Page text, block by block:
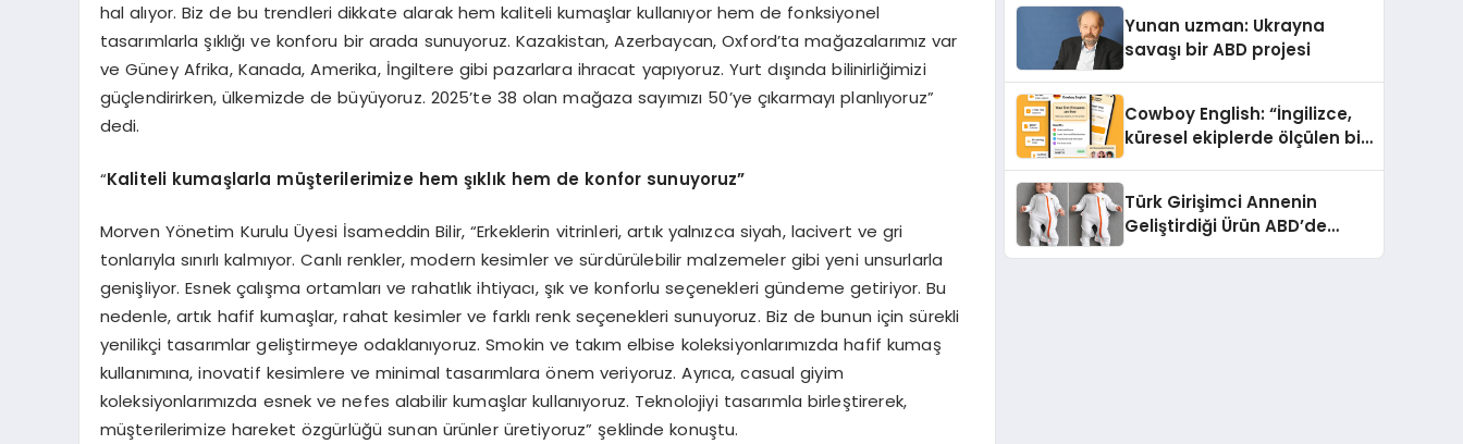
hal alıyor. Biz de bu trendleri dikkate alarak hem kaliteli kumaşlar kullanıyor hem de fonksiyonel
tasarımlarla şıklığı ve konforu bir arada sunuyoruz. Kazakistan, Azerbaycan, Oxford’ta mağazalarımız var
ve Güney Afrika, Kanada, Amerika, İngiltere gibi pazarlara ihracat yapıyoruz. Yurt dışında bilinirliğimizi
güçlendirirken, ülkemizde de büyüyoruz. 2025’te 38 olan mağaza sayımızı 50’ye çıkarmayı planlıyoruz”
dedi.
“Kaliteli kumaşlarla müşterilerimize hem şıklık hem de konfor sunuyoruz”
Morven Yönetim Kurulu Üyesi İsameddin Bilir, “Erkeklerin vitrinleri, artık yalnızca siyah, lacivert ve gri
tonlarıyla sınırlı kalmıyor. Canlı renkler, modern kesimler ve sürdürülebilir malzemeler gibi yeni unsurlarla
genişliyor. Esnek çalışma ortamları ve rahatlık ihtiyacı, şık ve konforlu seçenekleri gündeme getiriyor. Bu
nedenle, artık hafif kumaşlar, rahat kesimler ve farklı renk seçenekleri sunuyoruz. Biz de bunun için sürekli
yenilikçi tasarımlar geliştirmeye odaklanıyoruz. Smokin ve takım elbise koleksiyonlarımızda hafif kumaş
kullanımına, inovatif kesimlere ve minimal tasarımlara önem veriyoruz. Ayrıca, casual giyim
koleksiyonlarımızda esnek ve nefes alabilir kumaşlar kullanıyoruz. Teknolojiyi tasarımla birleştirerek,
müşterilerimize hareket özgürlüğü sunan ürünler üretiyoruz” şeklinde konuştu.
Yunan uzman: Ukrayna
savaşı bir ABD projesi
Cowboy English: “İngilizce,
küresel ekiplerde ölçülen bir
Türk Girişimci Annenin
Geliştirdiği Ürün ABD’de